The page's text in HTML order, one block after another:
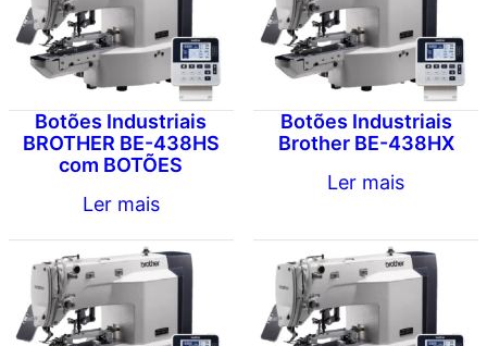
Botões Industriais
BROTHER BE-438HS
com BOTÕES
Ler mais
Botões Industriais
Brother BE-438HX
Ler mais